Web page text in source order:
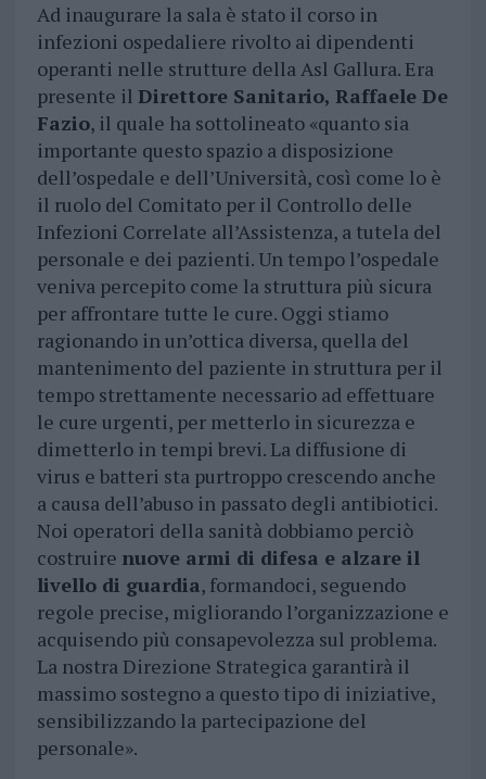
Ad inaugurare la sala è stato il corso in
infezioni ospedaliere rivolto ai dipendenti
operanti nelle strutture della Asl Gallura. Era
presente il Direttore Sanitario, Raffaele De
Fazio, il quale ha sottolineato «quanto sia
importante questo spazio a disposizione
dell’ospedale e dell’Università, così come lo è
il ruolo del Comitato per il Controllo delle
Infezioni Correlate all’Assistenza, a tutela del
personale e dei pazienti. Un tempo l’ospedale
veniva percepito come la struttura più sicura
per affrontare tutte le cure. Oggi stiamo
ragionando in un’ottica diversa, quella del
mantenimento del paziente in struttura per il
tempo strettamente necessario ad effettuare
le cure urgenti, per metterlo in sicurezza e
dimetterlo in tempi brevi. La diffusione di
virus e batteri sta purtroppo crescendo anche
a causa dell’abuso in passato degli antibiotici.
Noi operatori della sanità dobbiamo perciò
costruire nuove armi di difesa e alzare il
livello di guardia, formandoci, seguendo
regole precise, migliorando l’organizzazione e
acquisendo più consapevolezza sul problema.
La nostra Direzione Strategica garantirà il
massimo sostegno a questo tipo di iniziative,
sensibilizzando la partecipazione del
personale».